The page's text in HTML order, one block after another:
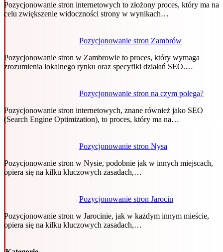
Pozycjonowanie stron internetowych to złożony proces, który ma na
celu zwiększenie widoczności strony w wynikach…
Pozycjonowanie stron Zambrów
Pozycjonowanie stron w Zambrowie to proces, który wymaga
zrozumienia lokalnego rynku oraz specyfiki działań SEO.…
Pozycjonowanie stron na czym polega?
Pozycjonowanie stron internetowych, znane również jako SEO
(Search Engine Optimization), to proces, który ma na…
Pozycjonowanie stron Nysa
Pozycjonowanie stron w Nysie, podobnie jak w innych miejscach,
opiera się na kilku kluczowych zasadach,…
Pozycjonowanie stron Jarocin
Pozycjonowanie stron w Jarocinie, jak w każdym innym mieście,
opiera się na kilku kluczowych zasadach,…